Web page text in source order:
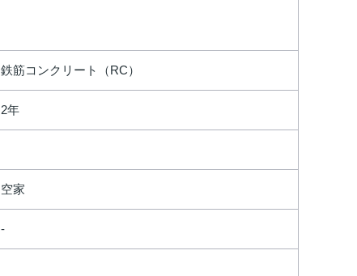
鉄筋コンクリート（RC）
2年
空家